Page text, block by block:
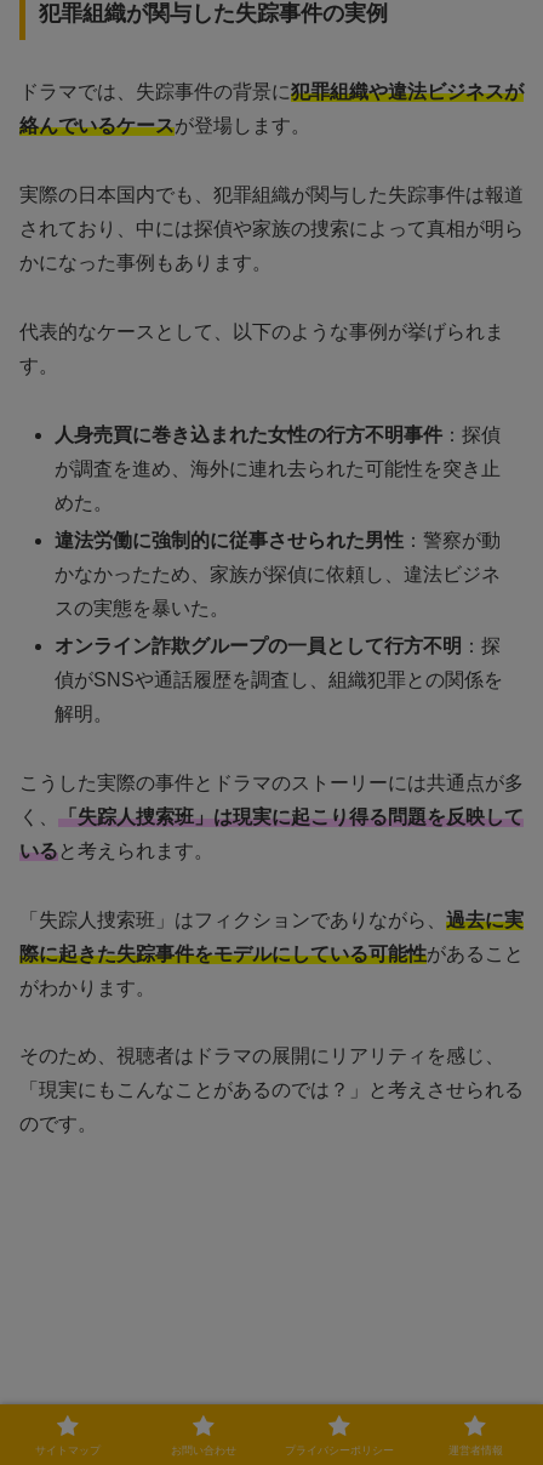
犯罪組織が関与した失踪事件の実例
ドラマでは、失踪事件の背景に犯罪組織や違法ビジネスが
絡んでいるケースが登場します。
実際の日本国内でも、犯罪組織が関与した失踪事件は報道
されており、中には探偵や家族の捜索によって真相が明ら
かになった事例もあります。
代表的なケースとして、以下のような事例が挙げられま
す。
人身売買に巻き込まれた女性の行方不明事件 ：探偵
が調査を進め、海外に連れ去られた可能性を突き止
めた。
違法労働に強制的に従事させられた男性 ：警察が動
かなかったため、家族が探偵に依頼し、違法ビジネ
スの実態を暴いた。
オンライン詐欺グループの一員として行方不明 ：探
偵がSNSや通話履歴を調査し、組織犯罪との関係を
解明。
こうした実際の事件とドラマのストーリーには共通点が多
く、 「失踪人捜索班」は現実に起こり得る問題を反映して
いると考えられます。
「失踪人捜索班」はフィクションでありながら、 過去に実
際に起きた失踪事件をモデルにしている可能性があること
がわかります。
そのため、視聴者はドラマの展開にリアリティを感じ、
「現実にもこんなことがあるのでは？」と考えさせられる
のです。
サイトマップ お問い合わせ プライバシーポリシー 運営者情報